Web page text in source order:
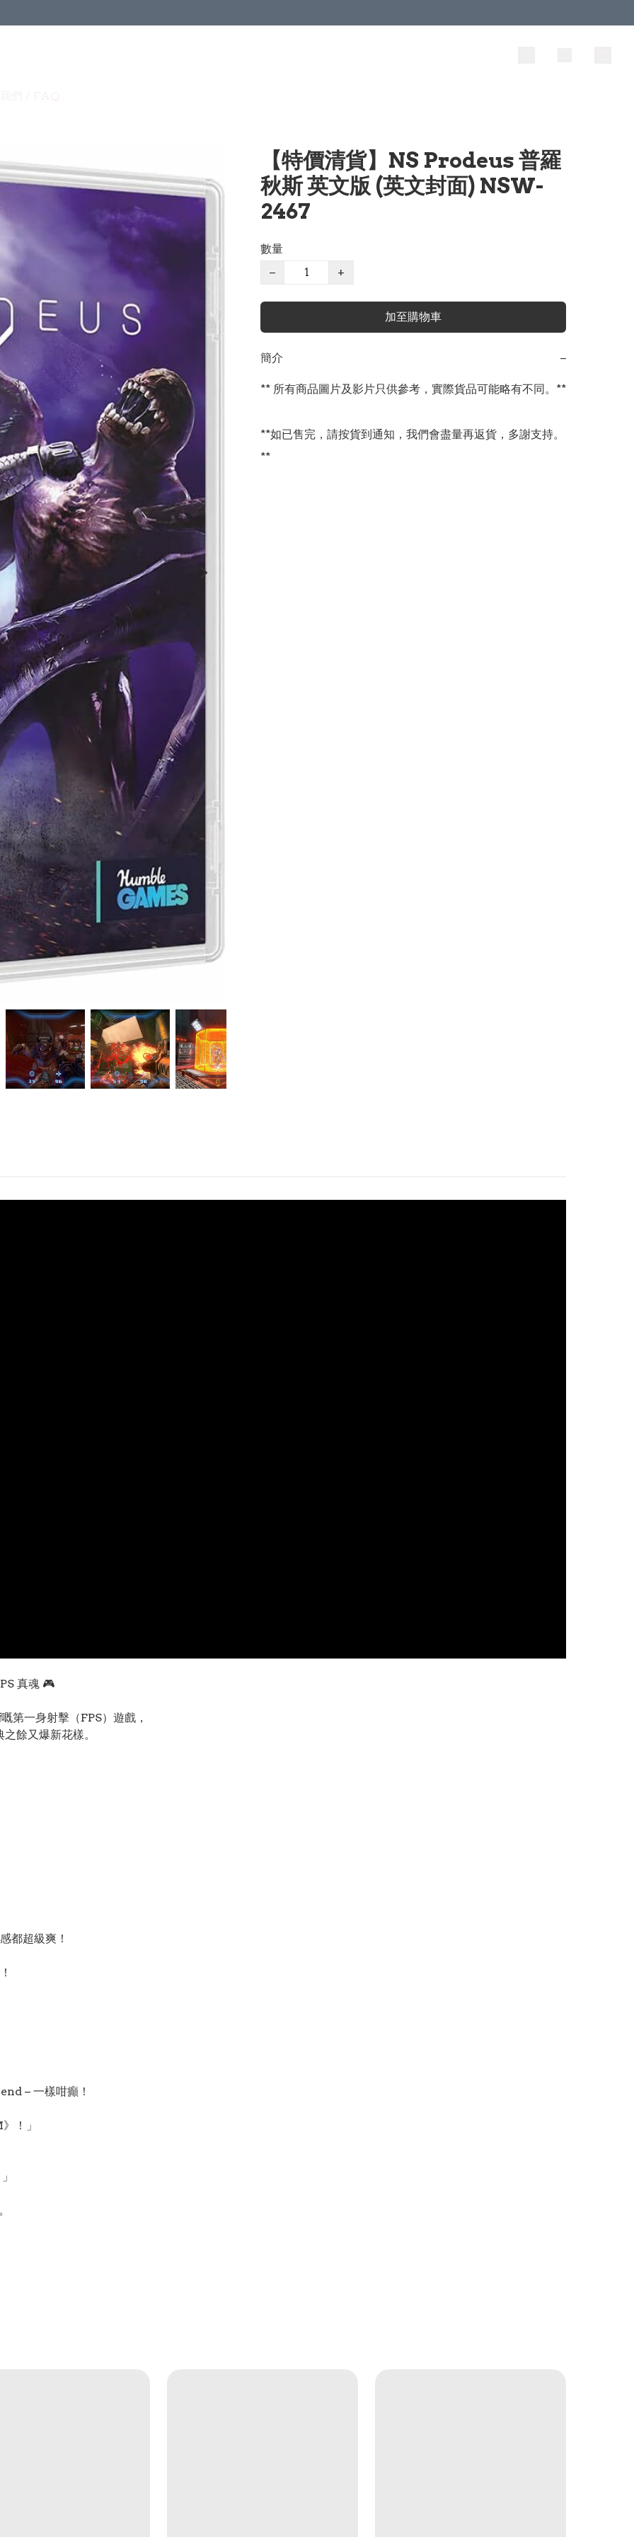
【特價清貨】NS Prodeus 普羅
秋斯 英文版 (英文封面) NSW-
2467
數量
−
+
加至購物車
簡介 −
** 所有商品圖片及影片只供參考，實際貨品可能略有不同。**
**如已售完，請按貨到通知，我們會盡量再返貨，多謝支持。
**
真魂 🎮
嘅第一身射擊（FPS）遊戲，
餘又爆新花樣。
都超級爽！
– 一樣咁癲！
！」